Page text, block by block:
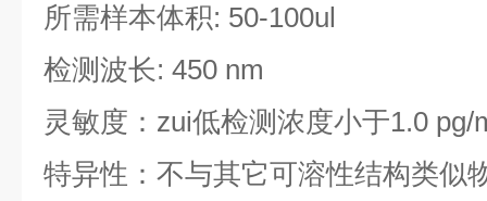
所需样本体积: 50-100ul
检测波长: 450 nm
灵敏度：zui低检测浓度小于1.0 pg/
特异性：不与其它可溶性结构类似